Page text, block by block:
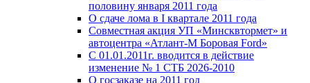
половину января 2011 года
О сдаче лома в I квартале 2011 года
Совместная акция УП «Минсквтормет» и
автоцентра «Атлант-М Боровая Ford»
С 01.01.2011г. вводится в действие
изменение № 1 СТБ 2026-2010
О госзаказе на 2011 год